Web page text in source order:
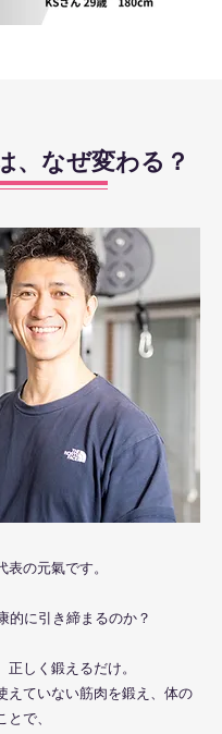
、なぜ変わる？
表の元氣です。
的に引き締まるのか？
しく鍛えるだけ。
えていない筋肉を鍛え、体の
で、